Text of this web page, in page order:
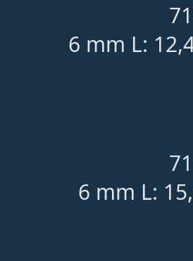
6 mm L:
6 mm L: